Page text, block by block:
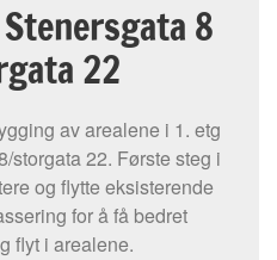
8
22
av arealene i 1. etg
storgata 22. Første steg i
og flytte eksisterende
for å få bedret
flyt i arealene.